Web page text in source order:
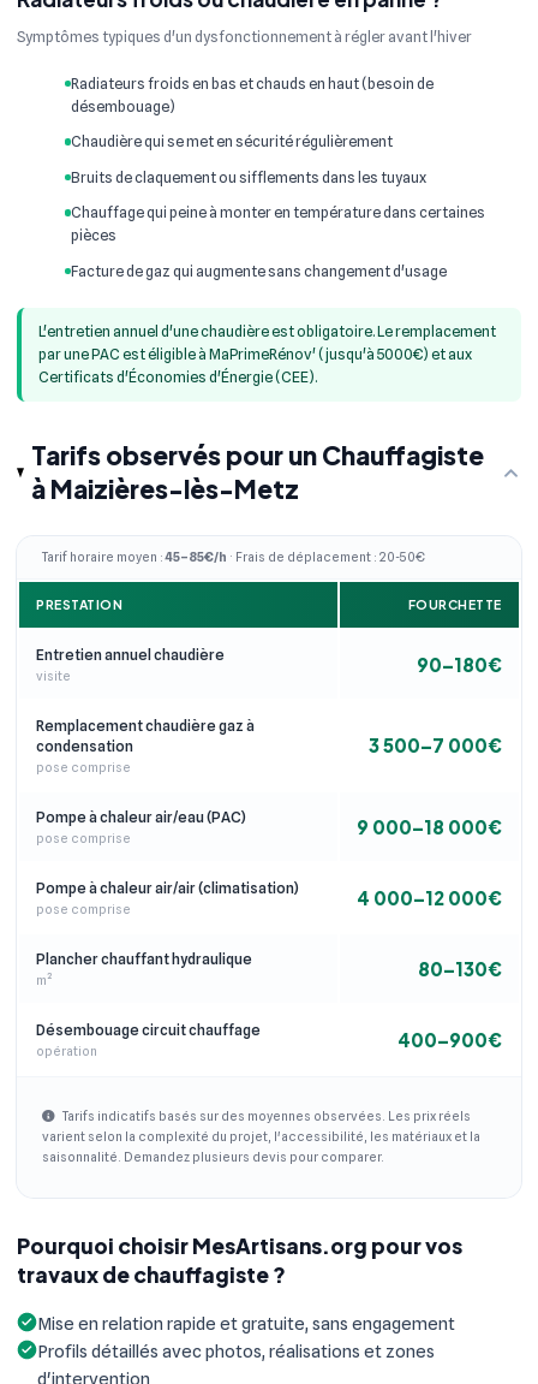
Symptômes typiques d'un dysfonctionnement à régler avant l'hiver
Radiateurs froids en bas et chauds en haut (besoin de
désembouage)
Chaudière qui se met en sécurité régulièrement
Bruits de claquement ou sifflements dans les tuyaux
Chauffage qui peine à monter en température dans certaines
pièces
Facture de gaz qui augmente sans changement d'usage
L'entretien annuel d'une chaudière est obligatoire. Le remplacement
par une PAC est éligible à MaPrimeRénov' (jusqu'à 5000€) et aux
Certificats d'Économies d'Énergie (CEE).
Tarifs observés pour un Chauffagiste
à Maizières-lès-Metz
Tarif horaire moyen :45–85€/h · Frais de déplacement : 20-50€
PRESTATION FOURCHETTE
Entretien annuel chaudière
visite 90–180€
Remplacement chaudière gaz à
condensation
pose comprise
3 500–7 000€
Pompe à chaleur air/eau (PAC)
pose comprise 9 000–18 000€
Pompe à chaleur air/air (climatisation)
pose comprise 4 000–12 000€
Plancher chauffant hydraulique
m² 80–130€
Désembouage circuit chauffage
opération 400–900€
Tarifs indicatifs basés sur des moyennes observées. Les prix réels
varient selon la complexité du projet, l'accessibilité, les matériaux et la
saisonnalité. Demandez plusieurs devis pour comparer.
Pourquoi choisir MesArtisans.org pour vos
travaux de chauffagiste ?
Mise en relation rapide et gratuite, sans engagement
Profils détaillés avec photos, réalisations et zones
d'intervention